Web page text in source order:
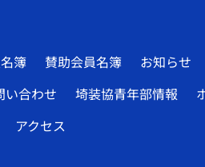
簿 賛助会員名簿 お知らせ
い合わせ 埼装協青年部情報
アクセス